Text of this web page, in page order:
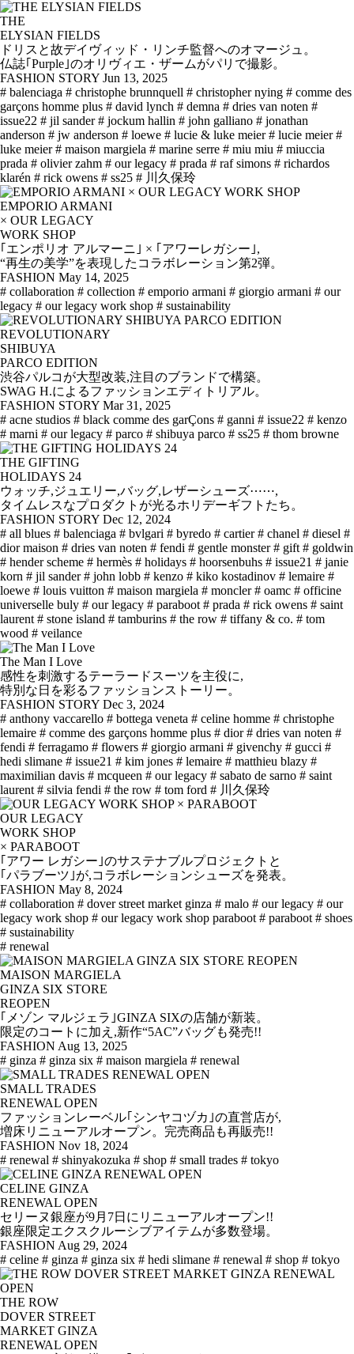
THE
ELYSIAN FIELDS
ドリスと故デイヴィッド・リンチ監督へのオマージュ。
仏誌｢Purple｣のオリヴィエ・ザームがパリで撮影。
FASHION STORY Jun 13, 2025
# balenciaga # christophe brunnquell # christopher nying # comme des
garçons homme plus # david lynch # demna # dries van noten #
issue22 # jil sander # jockum hallin # john galliano # jonathan
anderson # jw anderson # loewe # lucie & luke meier # lucie meier #
luke meier # maison margiela # marine serre # miu miu # miuccia
prada # olivier zahm # our legacy # prada # raf simons # richardos
klarén # rick owens # ss25 # 川久保玲
EMPORIO ARMANI
× OUR LEGACY
WORK SHOP
｢エンポリオ アルマーニ｣ × ｢アワーレガシー｣,
“再生の美学”を表現したコラボレーション第2弾。
FASHION May 14, 2025
# collaboration # collection # emporio armani # giorgio armani # our
legacy # our legacy work shop # sustainability
REVOLUTIONARY
SHIBUYA
PARCO EDITION
渋谷パルコが大型改装,注目のブランドで構築。
SWAG H.によるファッションエディトリアル。
FASHION STORY Mar 31, 2025
# acne studios # black comme des garÇons # ganni # issue22 # kenzo
# marni # our legacy # parco # shibuya parco # ss25 # thom browne
THE GIFTING
HOLIDAYS 24
ウォッチ,ジュエリー,バッグ,レザーシューズ⋯⋯,
タイムレスなプロダクトが光るホリデーギフトたち。
FASHION STORY Dec 12, 2024
# all blues # balenciaga # bvlgari # byredo # cartier # chanel # diesel #
dior maison # dries van noten # fendi # gentle monster # gift # goldwin
# hender scheme # hermès # holidays # hoorsenbuhs # issue21 # janie
korn # jil sander # john lobb # kenzo # kiko kostadinov # lemaire #
loewe # louis vuitton # maison margiela # moncler # oamc # officine
universelle buly # our legacy # paraboot # prada # rick owens # saint
laurent # stone island # tamburins # the row # tiffany & co. # tom
wood # veilance
The Man I Love
感性を刺激するテーラードスーツを主役に,
特別な日を彩るファッションストーリー。
FASHION STORY Dec 3, 2024
# anthony vaccarello # bottega veneta # celine homme # christophe
lemaire # comme des garçons homme plus # dior # dries van noten #
fendi # ferragamo # flowers # giorgio armani # givenchy # gucci #
hedi slimane # issue21 # kim jones # lemaire # matthieu blazy #
maximilian davis # mcqueen # our legacy # sabato de sarno # saint
laurent # silvia fendi # the row # tom ford # 川久保玲
OUR LEGACY
WORK SHOP
× PARABOOT
｢アワー レガシー｣のサステナブルプロジェクトと
｢パラブーツ｣が,コラボレーションシューズを発表。
FASHION May 8, 2024
# collaboration # dover street market ginza # malo # our legacy # our
legacy work shop # our legacy work shop paraboot # paraboot # shoes
# sustainability
# renewal
MAISON MARGIELA
GINZA SIX STORE
REOPEN
｢メゾン マルジェラ｣GINZA SIXの店舗が新装。
限定のコートに加え,新作“5AC”バッグも発売!!
FASHION Aug 13, 2025
# ginza # ginza six # maison margiela # renewal
SMALL TRADES
RENEWAL OPEN
ファッションレーベル｢シンヤコヅカ｣の直営店が,
増床リニューアルオープン。完売商品も再販売!!
FASHION Nov 18, 2024
# renewal # shinyakozuka # shop # small trades # tokyo
CELINE GINZA
RENEWAL OPEN
セリーヌ銀座が9月7日にリニューアルオープン!!
銀座限定エクスクルーシブアイテムが多数登場。
FASHION Aug 29, 2024
# celine # ginza # ginza six # hedi slimane # renewal # shop # tokyo
THE ROW
DOVER STREET
MARKET GINZA
RENEWAL OPEN